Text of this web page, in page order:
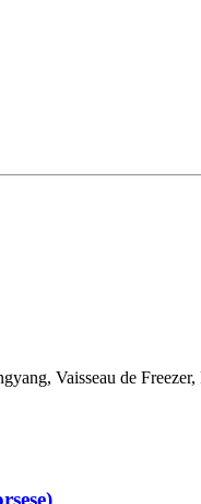
Vaisseau de